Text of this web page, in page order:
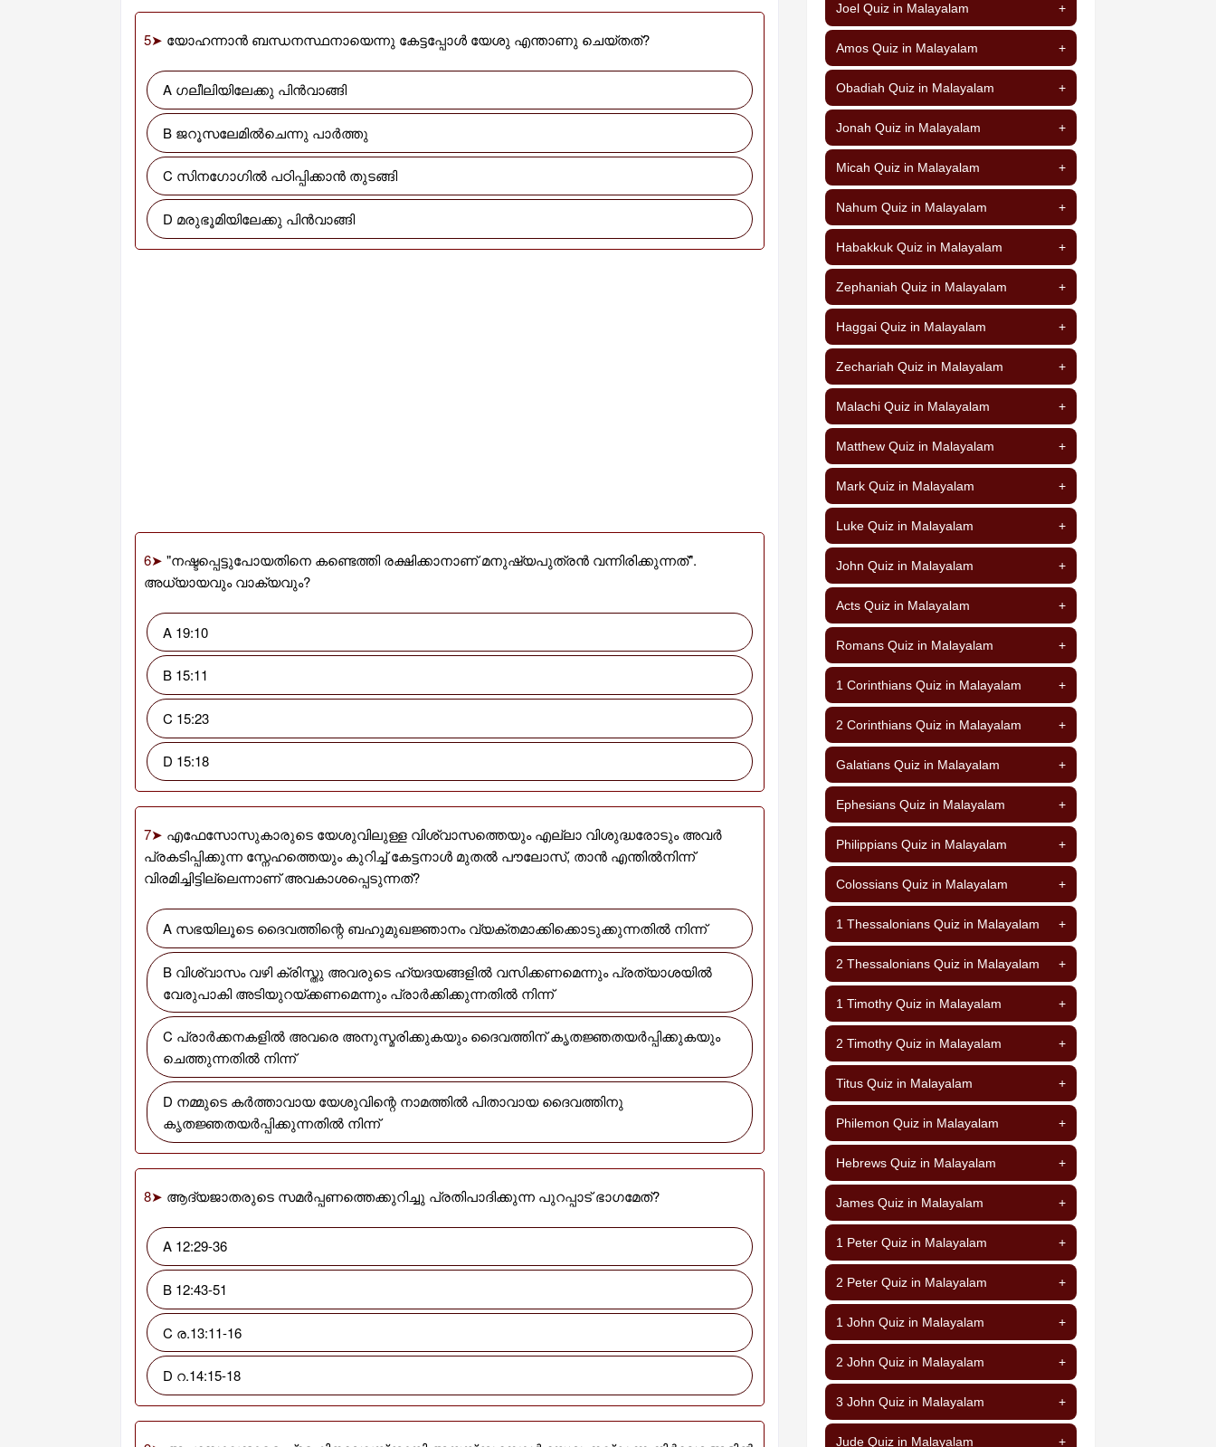
5➤ യോഹന്നാൻ ബന്ധനസ്ഥനായെന്നു കേട്ടപ്പോൾ യേശു എന്താണു ചെയ്തത്?
A ഗലീലിയിലേക്കു പിൻവാങ്ങി
B ജറൂസലേമിൽചെന്നു പാർത്തു
C സിനഗോഗിൽ പഠിപ്പിക്കാൻ തുടങ്ങി
D മരുഭൂമിയിലേക്കു പിൻവാങ്ങി
6➤ "നഷ്ടപ്പെട്ടുപോയതിനെ കണ്ടെത്തി രക്ഷിക്കാനാണ് മനുഷ്യപുത്രൻ വന്നിരിക്കുന്നത്".
അധ്യായവും വാക്യവും?
A 19:10
B 15:11
C 15:23
D 15:18
7➤ എഫേസോസുകാരുടെ യേശുവിലുള്ള വിശ്വാസത്തെയും എല്ലാ വിശുദ്ധരോടും അവർ
പ്രകടിപ്പിക്കുന്ന സ്നേഹത്തെയും കുറിച്ച് കേട്ടനാൾ മുതൽ പൗലോസ്, താൻ എന്തിൽനിന്ന്
വിരമിച്ചിട്ടില്ലെന്നാണ് അവകാശപ്പെടുന്നത്?
A സഭയിലൂടെ ദൈവത്തിന്റെ ബഹുമുഖജ്ഞാനം വ്യക്തമാക്കിക്കൊടുക്കുന്നതിൽ നിന്ന്
B വിശ്വാസം വഴി ക്രിസ്തു അവരുടെ ഹ്യദയങ്ങളിൽ വസിക്കണമെന്നും പ്രത്യാശയിൽ
വേരുപാകി അടിയുറയ്ക്കണമെന്നും പ്രാർക്കിക്കുന്നതിൽ നിന്ന്
C പ്രാർക്കനകളിൽ അവരെ അനുസ്മരിക്കുകയും ദൈവത്തിന് കൃതജ്ഞതയർപ്പിക്കുകയും
ചെത്തുന്നതിൽ നിന്ന്
D നമ്മുടെ കർത്താവായ യേശുവിന്റെ നാമത്തിൽ പിതാവായ ദൈവത്തിനു
കൃതജ്ഞതയർപ്പിക്കുന്നതിൽ നിന്ന്
8➤ ആദ്യജാതരുടെ സമർപ്പണത്തെക്കുറിച്ചു പ്രതിപാദിക്കുന്ന പുറപ്പാട് ഭാഗമേത്?
A 12:29-36
B 12:43-51
C ര.13:11-16
D റ.14:15-18
Joel Quiz in Malayalam +
Amos Quiz in Malayalam +
Obadiah Quiz in Malayalam +
Jonah Quiz in Malayalam +
Micah Quiz in Malayalam +
Nahum Quiz in Malayalam +
Habakkuk Quiz in Malayalam +
Zephaniah Quiz in Malayalam +
Haggai Quiz in Malayalam +
Zechariah Quiz in Malayalam +
Malachi Quiz in Malayalam +
Matthew Quiz in Malayalam +
Mark Quiz in Malayalam +
Luke Quiz in Malayalam +
John Quiz in Malayalam +
Acts Quiz in Malayalam +
Romans Quiz in Malayalam +
1 Corinthians Quiz in Malayalam +
2 Corinthians Quiz in Malayalam +
Galatians Quiz in Malayalam +
Ephesians Quiz in Malayalam +
Philippians Quiz in Malayalam +
Colossians Quiz in Malayalam +
1 Thessalonians Quiz in Malayalam +
2 Thessalonians Quiz in Malayalam +
1 Timothy Quiz in Malayalam +
2 Timothy Quiz in Malayalam +
Titus Quiz in Malayalam +
Philemon Quiz in Malayalam +
Hebrews Quiz in Malayalam +
James Quiz in Malayalam +
1 Peter Quiz in Malayalam +
2 Peter Quiz in Malayalam +
1 John Quiz in Malayalam +
2 John Quiz in Malayalam +
3 John Quiz in Malayalam +
Jude Quiz in Malayalam +